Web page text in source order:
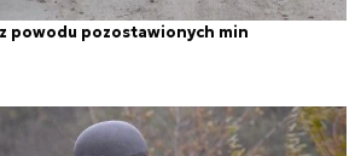
powodu pozostawionych min